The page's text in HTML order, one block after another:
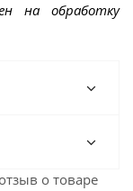
на обработку
о товаре